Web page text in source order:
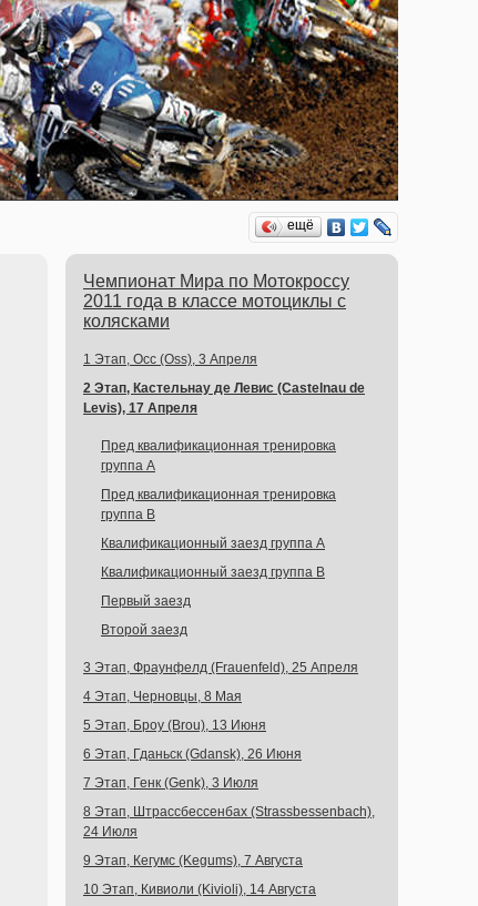
ещё
Чемпионат Мира по Мотокроссу
2011 года в классе мотоциклы с
колясками
1 Этап, Осс (Oss), 3 Апреля
2 Этап, Кастельнау де Левис (Castelnau de
Levis), 17 Апреля
Пред квалификационная тренировка
группа A
Пред квалификационная тренировка
группа B
Квалификационный заезд группа A
Квалификационный заезд группа B
Первый заезд
Второй заезд
3 Этап, Фраунфелд (Frauenfeld), 25 Апреля
4 Этап, Черновцы, 8 Мая
5 Этап, Броу (Brou), 13 Июня
6 Этап, Гданьск (Gdansk), 26 Июня
7 Этап, Генк (Genk), 3 Июля
8 Этап, Штрассбессенбах (Strassbessenbach),
24 Июля
9 Этап, Кегумс (Kegums), 7 Августа
10 Этап, Кивиоли (Kivioli), 14 Августа